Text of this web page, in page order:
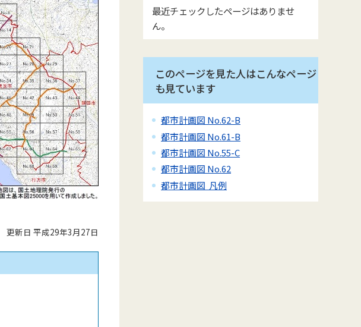
更新日 平成29年3月27日
最近チェックしたページはありませ
ん。
このページを見た人はこんなページ
も見ています
都市計画図 No.62-B
都市計画図 No.61-B
都市計画図 No.55-C
都市計画図 No.62
都市計画図 凡例